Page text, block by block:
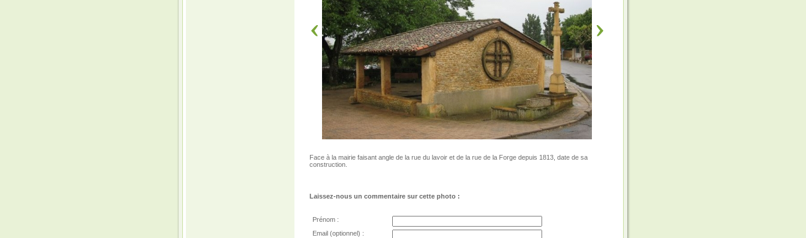
Face à la mairie faisant angle de la rue du lavoir et de la rue de la Forge depuis 1813, date de sa
construction.
Laissez-nous un commentaire sur cette photo :
Prénom :
Email (optionnel) :